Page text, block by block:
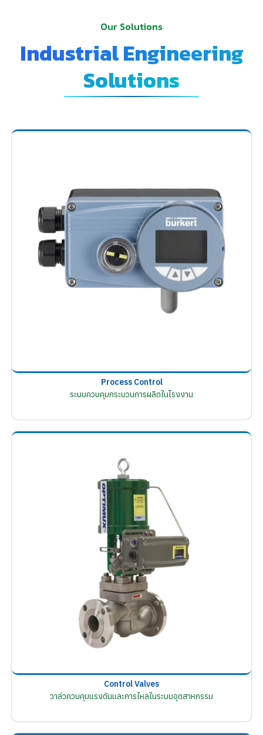
Our Solutions
Industrial Engineering
Solutions
Process Control
ระบบควบคุมกระบวนการผลิตในโรงงาน
Control Valves
วาล์วควบคุมแรงดันและการไหลในระบบอุตสาหกรรม